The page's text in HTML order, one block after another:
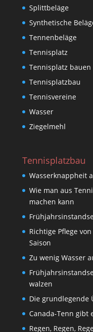
Splittbeläge
Synthetische
Tennenbeläge
Tennisplatz
Tennisplatz bauen
Tennisplatzbau
Tennisvereine
Wasser
Ziegelmehl
Tennisplatzbau
Wasserknappheit
Wie man aus
machen kann
Richtige Pflege
Saison
Zu wenig Wasser
walzen
Die grundlegende
Canada-Tenn gibt
Regen, Regen,